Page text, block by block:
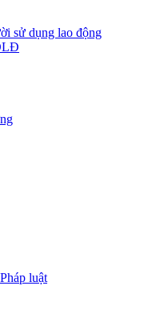
sử dụng lao động
luật